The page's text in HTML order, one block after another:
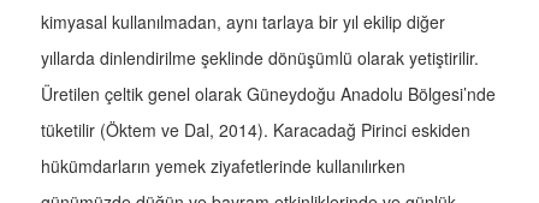
kimyasal kullanılmadan, aynı tarlaya bir yıl ekilip diğer
yıllarda dinlendirilme şeklinde dönüşümlü olarak yetiştirilir.
Üretilen çeltik genel olarak Güneydoğu Anadolu Bölgesi’nde
tüketilir (Öktem ve Dal, 2014). Karacadağ Pirinci eskiden
hükümdarların yemek ziyafetlerinde kullanılırken